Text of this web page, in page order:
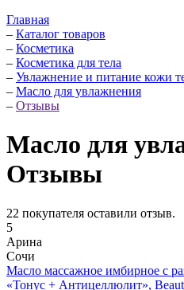
Главная
– Каталог товаров
– Косметика
– Косметика для тела
– Увлажнение и питание кожи
– Масло для увлажнения
– Отзывы
Масло для
Отзывы
22 покупателя оставили отзыв.
5
Арина
Сочи
Масло массажное имбирное с
«Тонус + Антицеллюлит»,